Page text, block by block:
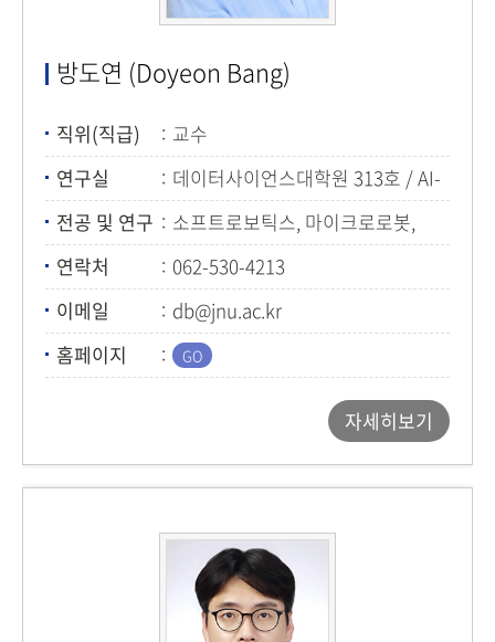
방도연 (Doyeon Bang)
직위(직급)
교수
연구실
데이터사이언스대학원 313호 / AI-
104호
전공 및 연구
소프트로보틱스, 마이크로로봇,
마이크로3D프린팅, 생체재료
연락처
062-530-4213
이메일
db@jnu.ac.kr
홈페이지
자세히보기